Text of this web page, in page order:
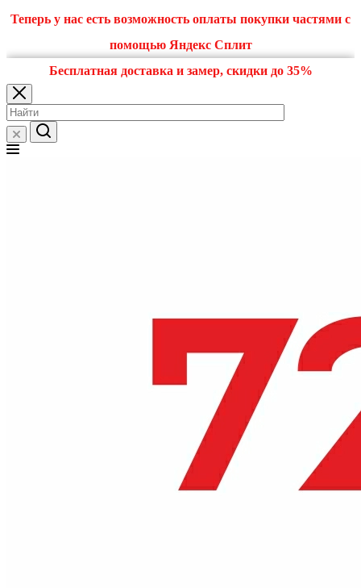
Теперь у нас есть возможность оплаты покупки частями с
помощью Яндекс Сплит
Бесплатная доставка и замер, скидки до 35%